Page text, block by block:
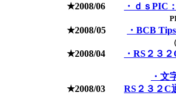
★2008/06 ・ｄｓPIC
★2008/05 ・BCB
★2008/04 ・RS２３
・文
★2008/03 RS２３２C